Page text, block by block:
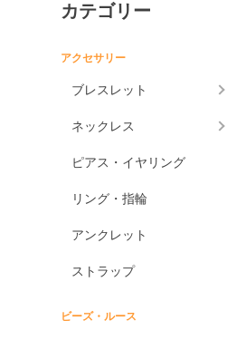
カテゴリー
アクセサリー
ブレスレット
ネックレス
ピアス・イヤリング
リング・指輪
アンクレット
ストラップ
ビーズ・ルース